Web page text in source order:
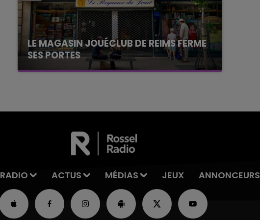
LE MAGASIN JOUÉCLUB DE REIMS FERME
SES PORTES
C'était l'une des institutions du centre-ville
RADIO ACTUS MÉDIAS JEUX ANNONCEURS